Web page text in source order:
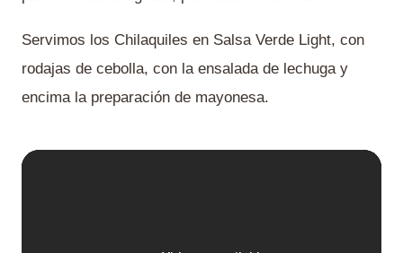
Servimos los Chilaquiles en Salsa Verde Light, con
rodajas de cebolla, con la ensalada de lechuga y
encima la preparación de mayonesa.